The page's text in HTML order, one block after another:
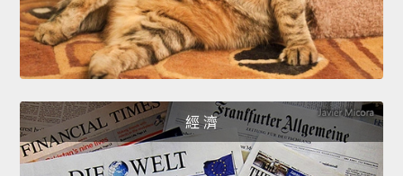
經 濟